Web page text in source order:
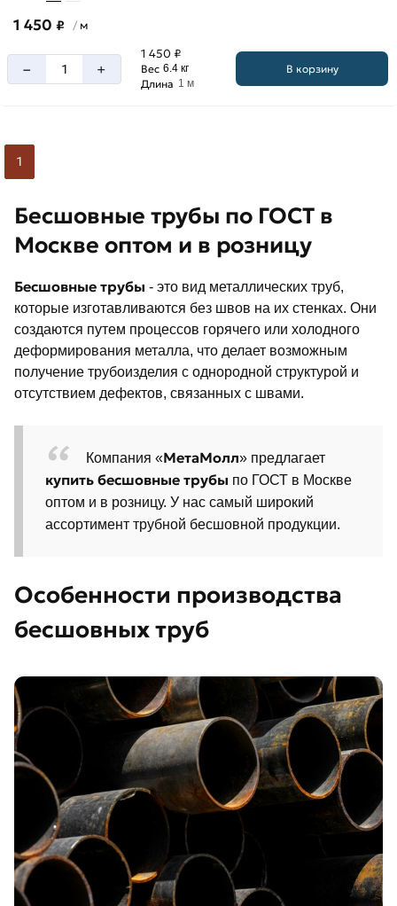
1 450 ₽ / м
– +
1 450 ₽
Вес 6.4 кг
Длина 1 м
В корзину
1
Бесшовные трубы по ГОСТ в
Москве оптом и в розницу
Бесшовные трубы - это вид металлических труб,
которые изготавливаются без швов на их стенках. Они
создаются путем процессов горячего или холодного
деформирования металла, что делает возможным
получение трубоизделия с однородной структурой и
отсутствием дефектов, связанных с швами.
Компания «МетаМолл» предлагает
купить бесшовные трубы по ГОСТ в Москве
оптом и в розницу. У нас самый широкий
ассортимент трубной бесшовной продукции.
Особенности производства
бесшовных труб